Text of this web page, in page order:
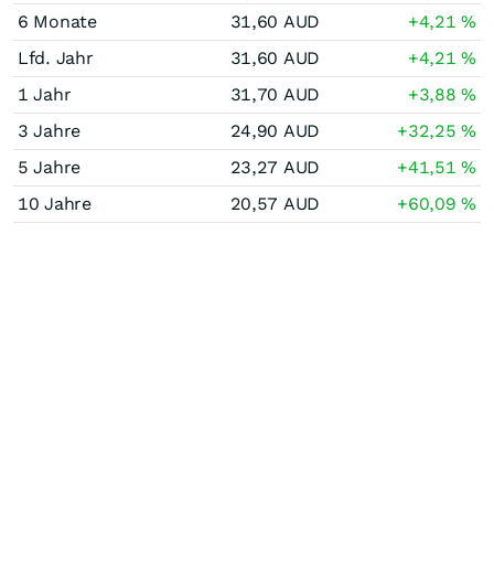
6 Monate
31,60 AUD +4,21%
Lfd. Jahr
31,60 AUD +4,21%
1 Jahr
31,70 AUD +3,88%
3 Jahre
24,90 AUD +32,25%
5 Jahre
23,27 AUD +41,51%
10 Jahre
20,57 AUD +60,09%